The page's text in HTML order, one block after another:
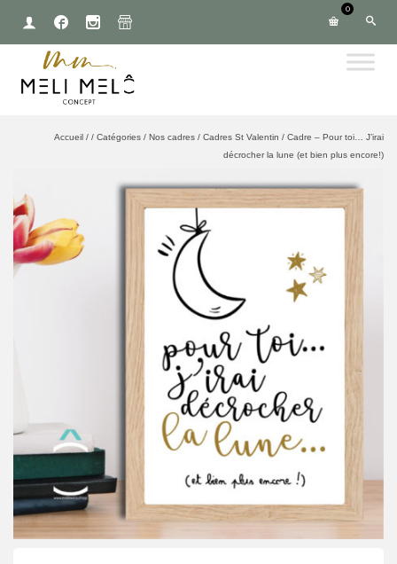
0
Accueil / / Catégories / Nos cadres / Cadres St Valentin / Cadre – Pour toi… J’irai
décrocher la lune (et bien plus encore!)